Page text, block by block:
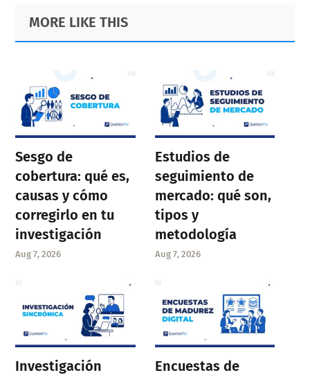
page page page
Primary
Sidebar
Footer
MORE LIKE THIS
Sesgo de
cobertura: qué es,
causas y cómo
corregirlo en tu
investigación
Aug 7, 2026
Estudios de
seguimiento de
mercado: qué son,
tipos y
metodología
Aug 7, 2026
Investigación
Encuestas de